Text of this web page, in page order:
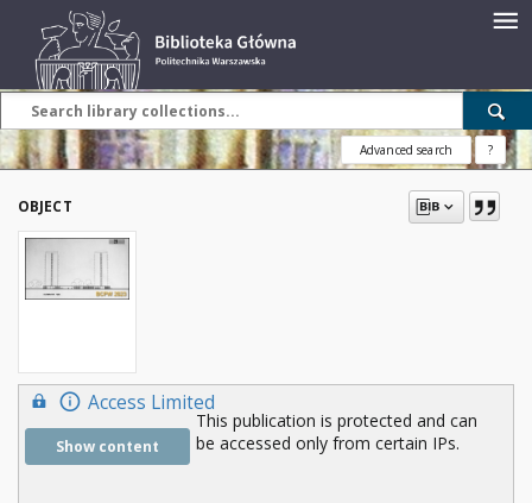
Advanced search ?
OBJECT
Access Limited
Show content
This publication is protected and can
be accessed only from certain IPs.